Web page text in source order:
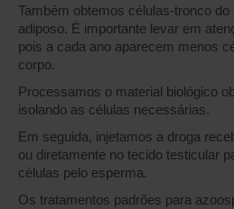
Também obtemos células-tronco
adiposo. É importante levar em
pois a cada ano aparecem menos
corpo.
Processamos o material biológico
isolando as células necessárias.
Em seguida, injetamos a droga
ou diretamente no tecido testicular
células pelo esperma.
Os tratamentos padrões para